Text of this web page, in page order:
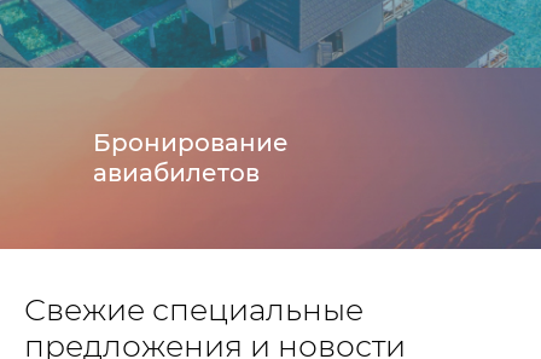
Бронирование
авиабилетов
Свежие специальные
предложения и новости